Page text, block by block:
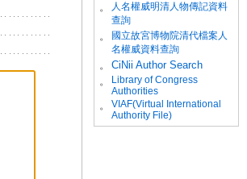
。
人名權威明清人物傳記資料
查詢
。
國立故宮博物院清代檔案人
名權威資料查詢
。
CiNii Author Search
。
Library of Congress
Authorities
。
VIAF(Virtual International
Authority File)